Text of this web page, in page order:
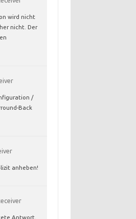
wird nicht
nicht. Der
/
Back
anheben!
Antwort,